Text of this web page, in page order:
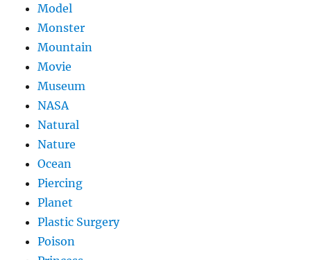
Model
Monster
Mountain
Movie
Museum
NASA
Natural
Nature
Ocean
Piercing
Planet
Plastic Surgery
Poison